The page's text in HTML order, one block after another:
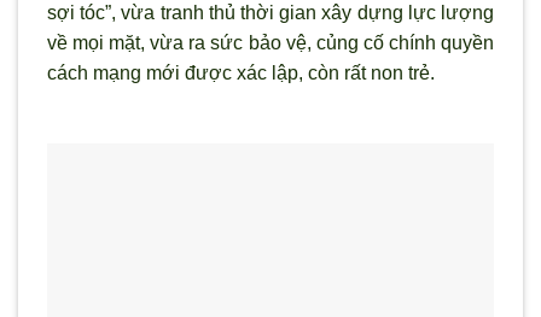
sợi tóc”, vừa tranh thủ thời gian xây dựng lực l ượng
về mọi mặt, vừa ra sức bảo vệ, củng cố chính quyền
cách mạng mới được xác lập, còn rất non trẻ.